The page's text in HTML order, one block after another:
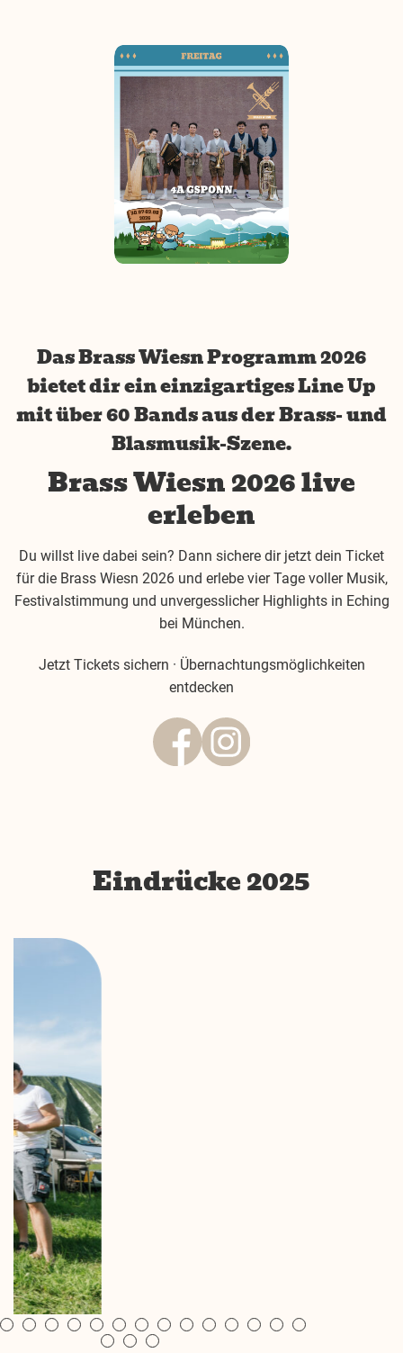
Das Brass Wiesn Programm 2026
bietet dir ein einzigartiges Line Up
mit über 60 Bands aus der Brass- und
Blasmusik-Szene.
Brass Wiesn 2026 live
erleben
Du willst live dabei sein? Dann sichere dir jetzt dein Ticket
für die Brass Wiesn 2026 und erlebe vier Tage voller Musik,
Festivalstimmung und unvergesslicher Highlights in Eching
bei München.
Jetzt Tickets sichern · Übernachtungsmöglichkeiten
entdecken
Eindrücke 2025